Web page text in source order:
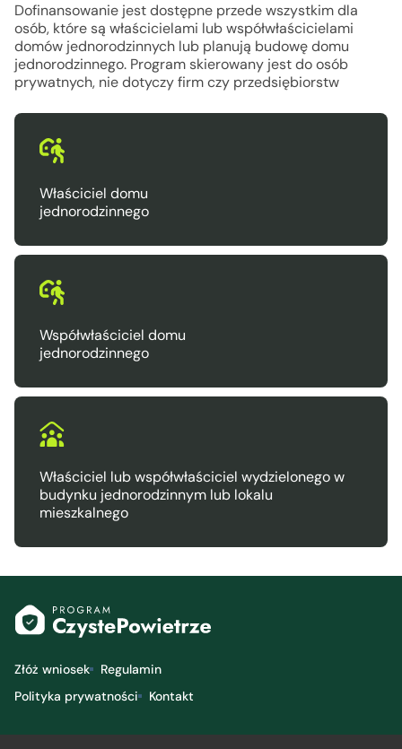
Dofinansowanie jest dostępne przede wszystkim dla
osób, które są właścicielami lub współwłaścicielami
domów jednorodzinnych lub planują budowę domu
jednorodzinnego. Program skierowany jest do osób
prywatnych, nie dotyczy firm czy przedsiębiorstw
Właściciel domu
jednorodzinnego
Współwłaściciel domu
jednorodzinnego
Właściciel lub współwłaściciel wydzielonego w
budynku jednorodzinnym lub lokalu
mieszkalnego
Złóż wniosek
Regulamin
Polityka prywatności
Kontakt